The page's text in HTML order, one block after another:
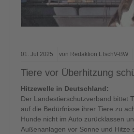
01. Jul 2025 von Redaktion LTschV-BW
Tiere vor Überhitzung
Hitzewelle in Deutschland:
Der Landestierschutzverband bittet
auf die Bedürfnisse ihrer Tiere zu
Hunde nicht im Auto zurücklassen
Außenanlagen vor Sonne und Hitze